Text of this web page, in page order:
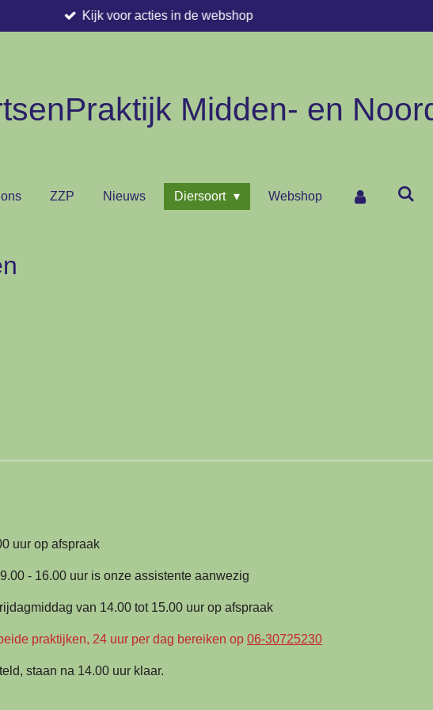
Op werkdagen voor 16.00 besteld, binnen
Midden- en
ZZP Nieuws Diersoort Webshop
uur op afspraak
- 16.00 uur is onze assistente aanwezig
van 14.00 tot 15.00 uur op afspraak
praktijken, 24 uur per dag bereiken op 06-30725230
staan na 14.00 uur klaar.